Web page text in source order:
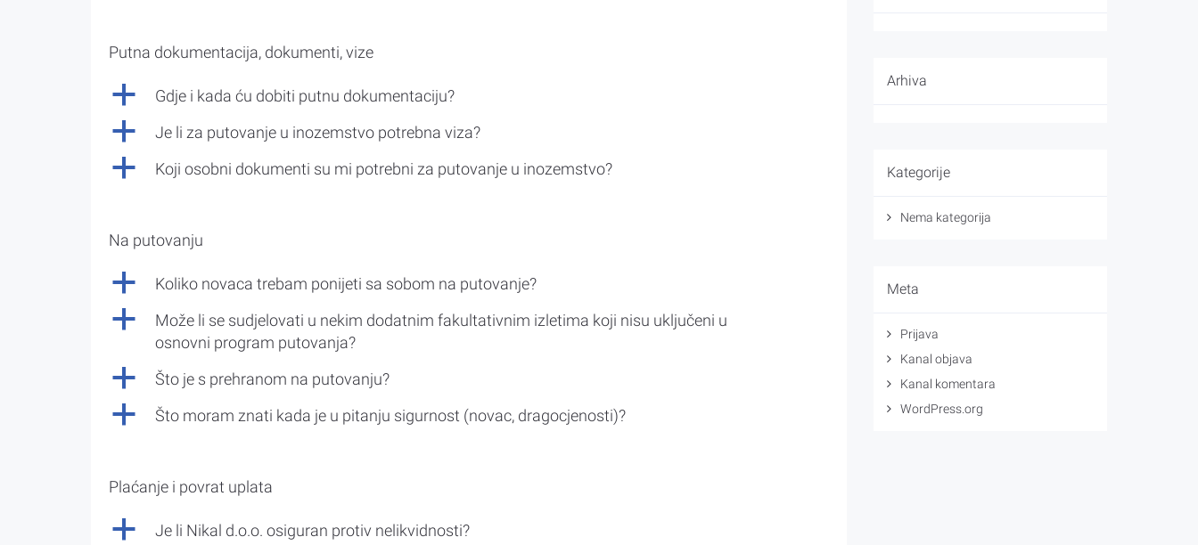
Putna dokumentacija, dokumenti, vize
a Gdje i kada ću dobiti putnu dokumentaciju?
a Je li za putovanje u inozemstvo potrebna viza?
a Koji osobni dokumenti su mi potrebni za putovanje u inozemstvo?
Na putovanju
a Koliko novaca trebam ponijeti sa sobom na putovanje?
a
Može li se sudjelovati u nekim dodatnim fakultativnim izletima koji nisu uključeni u
osnovni program putovanja?
a Što je s prehranom na putovanju?
a Što moram znati kada je u pitanju sigurnost (novac, dragocjenosti)?
Plaćanje i povrat uplata
a Je li Nikal d.o.o. osiguran protiv nelikvidnosti?
Arhiva
Kategorije
Nema kategorija
Meta
Prijava
Kanal objava
Kanal komentara
WordPress.org